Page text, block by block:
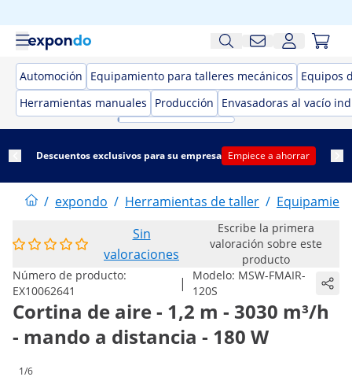
Automoción Equipamiento para talleres mecánicos
Equipos
Herramientas manuales
Producción Envasadoras al vacío
Descuentos exclusivos para su empresa Empiece a ahorrar
/ expondo / Herramientas de taller /
Sin
valoraciones
Escribe la primera
valoración sobre este
producto
Número de producto:
EX10062641
| Modelo: MSW-FMAIR-
120S
Cortina de aire - 1,2 m - 3030 m³/h
- mando a distancia - 180 W
1/6